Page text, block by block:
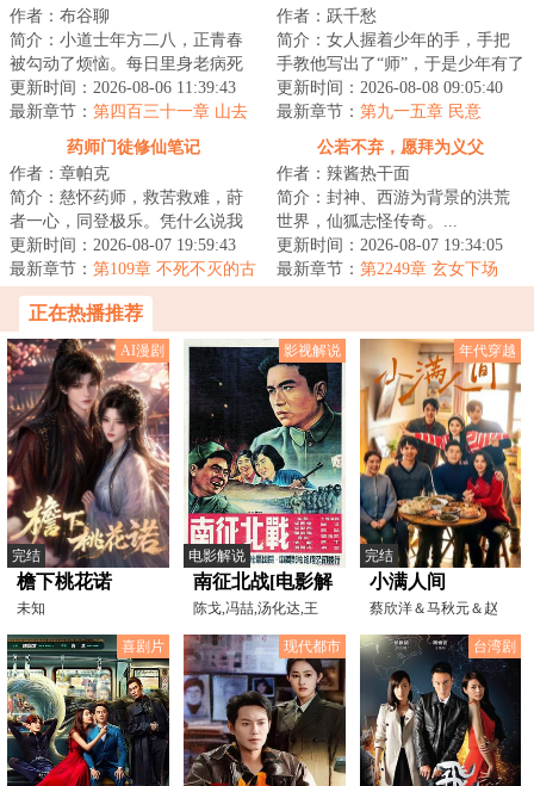
作者：布谷聊
简介：小道士年方二八，正青春
被勾动了烦恼。每日里身老病死
苦，见些个爱恨嗔痴怨。我不愿
容颜凋华萎，我...
更新时间：2026-08-06 11:39:43
最新章节： 第四百三十一章 山去
人空、浑水摸鱼
作者：跃千愁
简介：女人握着少年的手，手把
手教他写出了“师”，于是少年有了
姓。山海提灯，与皓月争辉！...
更新时间：2026-08-08 09:05:40
最新章节： 第九一五章 民意
药师门徒修仙笔记
作者：章帕克
简介：慈怀药师，救苦救难，莳
者一心，同登极乐。凭什么说我
是邪魔外道？他们说这是个蒙受
药师赐福，继承...
更新时间：2026-08-07 19:59:43
最新章节： 第109章 不死不灭的古
龙
公若不弃，愿拜为义父
作者：辣酱热干面
简介：封神、西游为背景的洪荒
世界，仙狐志怪传奇。...
更新时间：2026-08-07 19:34:05
最新章节： 第2249章 玄女下场
正在热播推荐
AI漫剧
完结
檐下桃花诺
未知
影视解说
电影解说
南征北战[电影解
说]
陈戈,冯喆,汤化达,王
力,张瑞芳,孙道临,仲星
年代穿越
完结
小满人间
蔡欣洋＆马秋元＆赵
廷义＆张楚萱＆李嘉
豪
喜剧片 现代都市 台湾剧